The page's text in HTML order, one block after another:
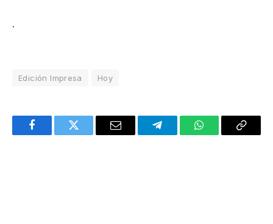
.
Edición Impresa Hoy
FacebookTwitter Email TelegramWhatsAppCopy